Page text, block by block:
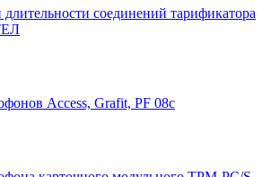
соединений тарификатора
Access, Grafit, PF 08c